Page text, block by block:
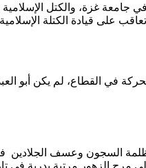
جامعة غزة، والكتل
على قيادة الكتلة
ظلمة السجون وعسف
مرج الزهور مرتبة بدرية في